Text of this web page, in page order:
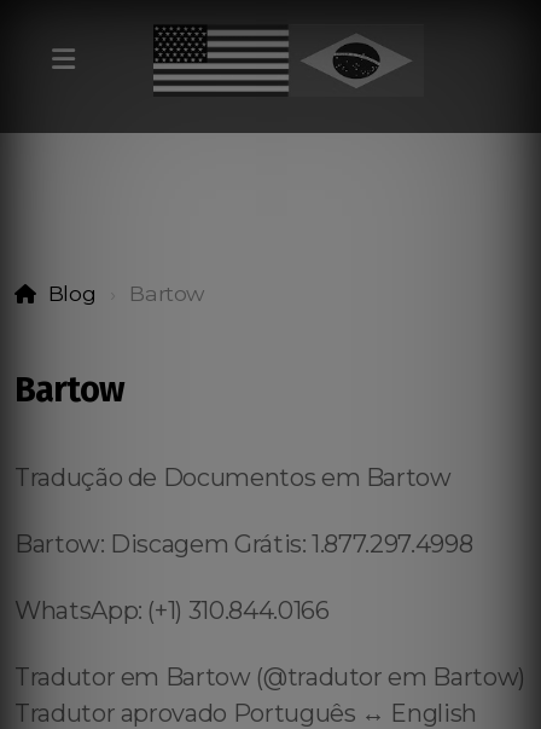
Blog Bartow
Bartow
Tradução de Documentos em Bartow
Bartow: Discagem Grátis: 1.877.297.4998
WhatsApp: (+1) 310.844.0166
Tradutor em Bartow (@tradutor em Bartow)
Tradutor aprovado Português ↔️ English